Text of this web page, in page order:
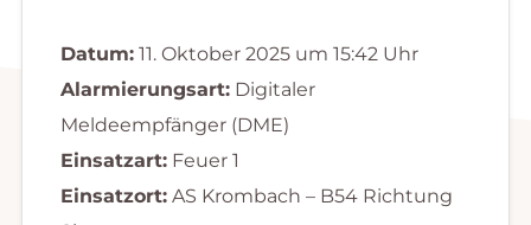
Datum:11. Oktober 2025 um 15:42 Uhr
Alarmierungsart:Digitaler
Meldeempfänger (DME)
Einsatzart:Feuer 1
Einsatzort:AS Krombach – B54 Richtung